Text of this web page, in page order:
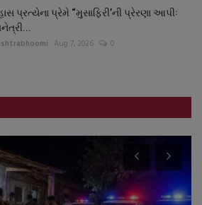
પ્રત્યેના પ્રેમે “મુસાફિરી’ની પ્રેરણા આપીઃ
Aug 7, 2026 0